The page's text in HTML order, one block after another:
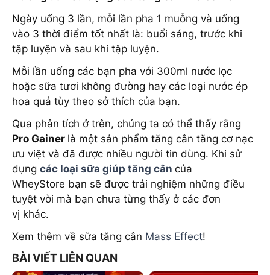
Ngày uống 3 lần, mỗi lần pha 1 muỗng và uống
vào 3 thời điểm tốt nhất là: buổi sáng, trước khi
tập luyện và sau khi tập luyện.
Mỗi lần uống các bạn pha với 300ml nước lọc
hoặc sữa tươi không đường hay các loại nước ép
hoa quả tùy theo sở thích của bạn.
Qua phân tích ở trên, chúng ta có thể thấy rằng
Pro Gainer là một sản phẩm tăng cân tăng cơ nạc
ưu việt và đã được nhiều người tin dùng. Khi sử
dụng các loại sữa giúp tăng cân của
WheyStore bạn sẽ được trải nghiệm những điều
tuyệt vời mà bạn chưa từng thấy ở các đơn
vị khác.
Xem thêm về sữa tăng cân Mass Effect!
BÀI VIẾT LIÊN QUAN